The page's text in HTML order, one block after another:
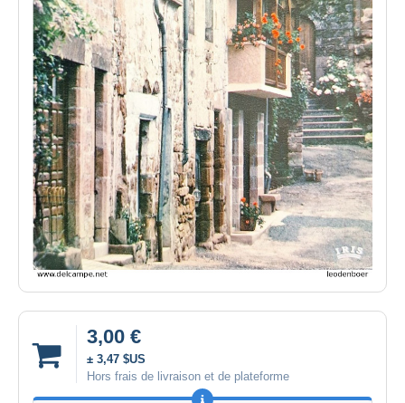
3,00 €
± 3,47 $US
Hors frais de livraison et de plateforme